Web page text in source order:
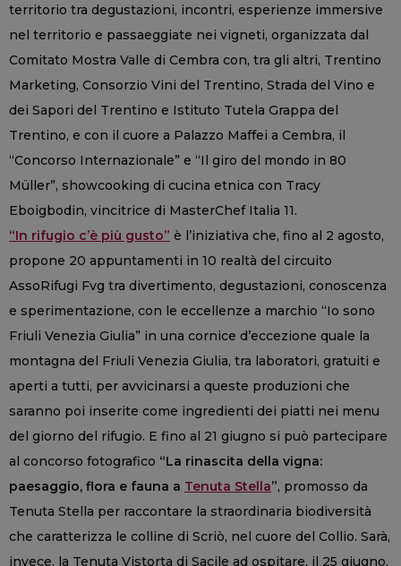
territorio tra degustazioni, incontri, esperienze immersive
nel territorio e passaeggiate nei vigneti, organizzata dal
Comitato Mostra Valle di Cembra con, tra gli altri, Trentino
Marketing, Consorzio Vini del Trentino, Strada del Vino e
dei Sapori del Trentino e Istituto Tutela Grappa del
Trentino, e con il cuore a Palazzo Maffei a Cembra, il
“Concorso Internazionale” e “Il giro del mondo in 80
Müller”, showcooking di cucina etnica con Tracy
Eboigbodin, vincitrice di MasterChef Italia 11.
“In rifugio c’è più gusto” è l’iniziativa che, fino al 2 agosto,
propone 20 appuntamenti in 10 realtà del circuito
AssoRifugi Fvg tra divertimento, degustazioni, conoscenza
e sperimentazione, con le eccellenze a marchio “Io sono
Friuli Venezia Giulia” in una cornice d’eccezione quale la
montagna del Friuli Venezia Giulia, tra laboratori, gratuiti e
aperti a tutti, per avvicinarsi a queste produzioni che
saranno poi inserite come ingredienti dei piatti nei menu
del giorno del rifugio. E fino al 21 giugno si può partecipare
al concorso fotografico “La rinascita della vigna:
paesaggio, flora e fauna a Tenuta Stella”, promosso da
Tenuta Stella per raccontare la straordinaria biodiversità
che caratterizza le colline di Scriò, nel cuore del Collio. Sarà,
invece, la Tenuta Vistorta di Sacile ad ospitare, il 25 giugno,